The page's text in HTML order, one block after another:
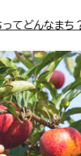
てどんなまち